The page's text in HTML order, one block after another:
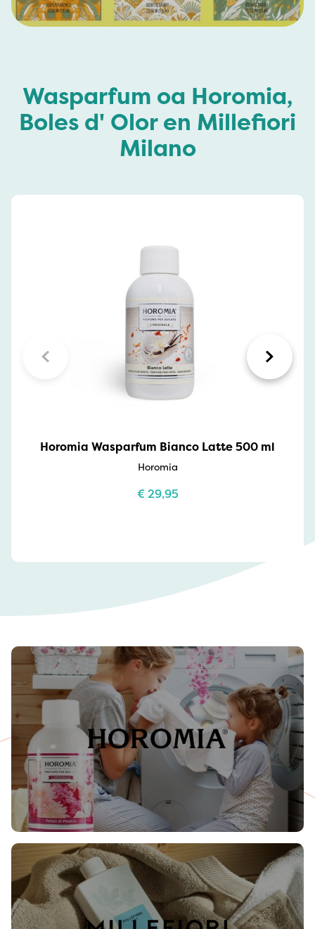
Wasparfum oa Horomia,
Boles d' Olor en Millefiori
Milano
Horomia Wasparfum Bianco Latte 500 ml
Horomia
€29,95